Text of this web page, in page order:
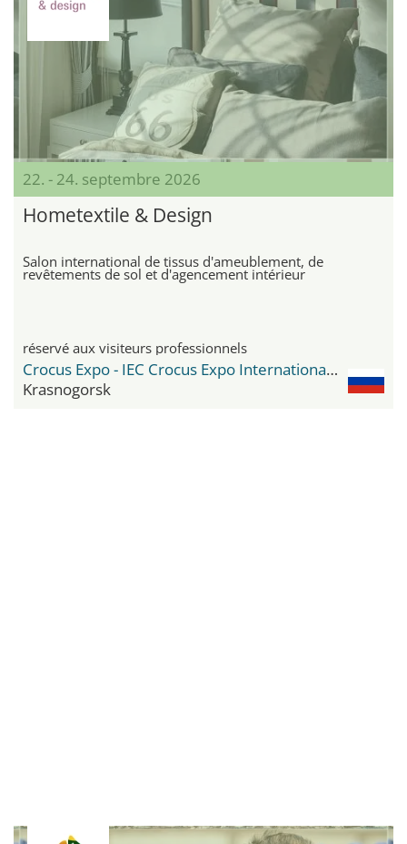
22. - 24. septembre 2026
Hometextile & Design
Salon international de tissus d'ameublement, de
revêtements de sol et d'agencement intérieur
réservé aux visiteurs professionnels
Crocus Expo - IEC Crocus Expo International Exhibition Centre
Krasnogorsk